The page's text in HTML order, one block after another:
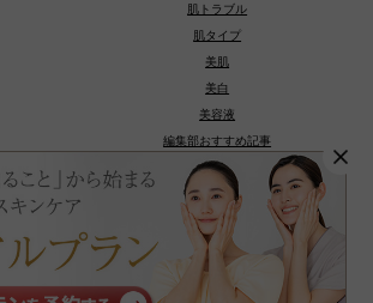
肌トラブル
肌タイプ
美肌
美白
美容液
編集部おすすめ記事
種類